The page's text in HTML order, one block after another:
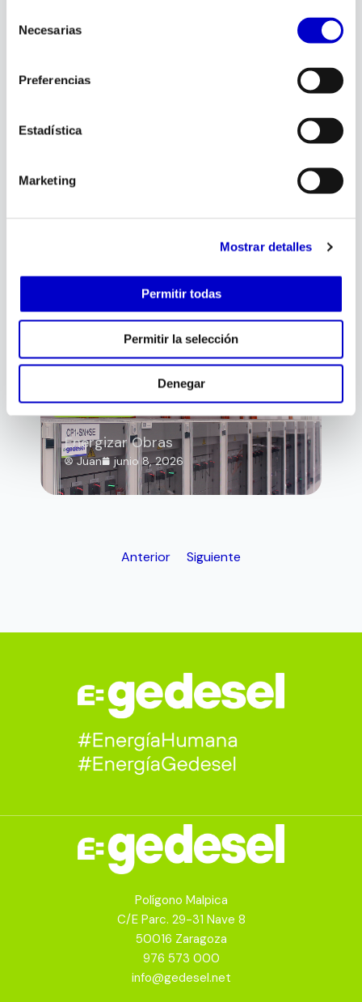
Necesarias
Preferencias
Estadística
Marketing
Mostrar detalles
Permitir todas
Permitir la selección
Denegar
electricidad
electricidad
Energizar Obras
Juan junio 8, 2026
Anterior Siguiente
Polígono Malpica
C/E Parc. 29-31 Nave 8
50016 Zaragoza
976 573 000
info@gedesel.net